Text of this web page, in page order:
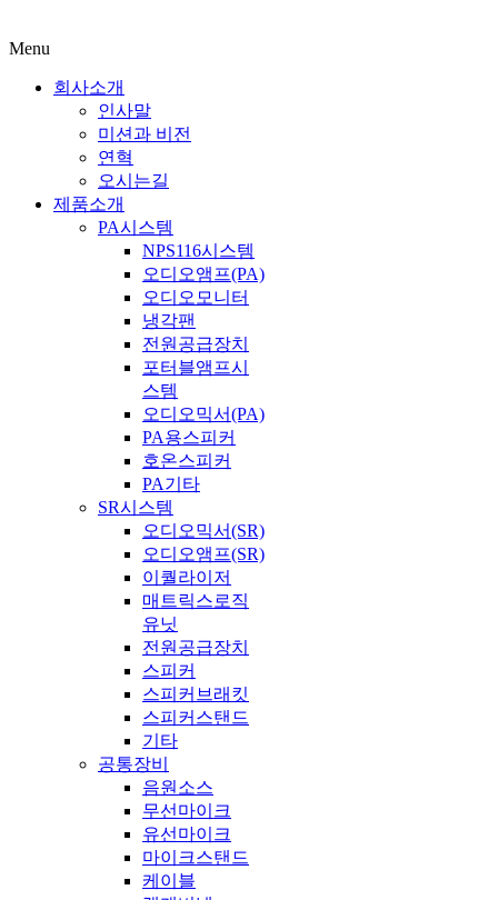
Menu
회사소개
인사말
미션과 비전
연혁
오시는길
제품소개
PA시스템
NPS116시스템
오디오앰프(PA)
오디오모니터
냉각팬
전원공급장치
포터블앰프시
스템
오디오믹서(PA)
PA용스피커
호온스피커
PA기타
SR시스템
오디오믹서(SR)
오디오앰프(SR)
이퀄라이저
매트릭스로직
유닛
전원공급장치
스피커
스피커브래킷
스피커스탠드
기타
공통장비
음원소스
무선마이크
유선마이크
마이크스탠드
케이블